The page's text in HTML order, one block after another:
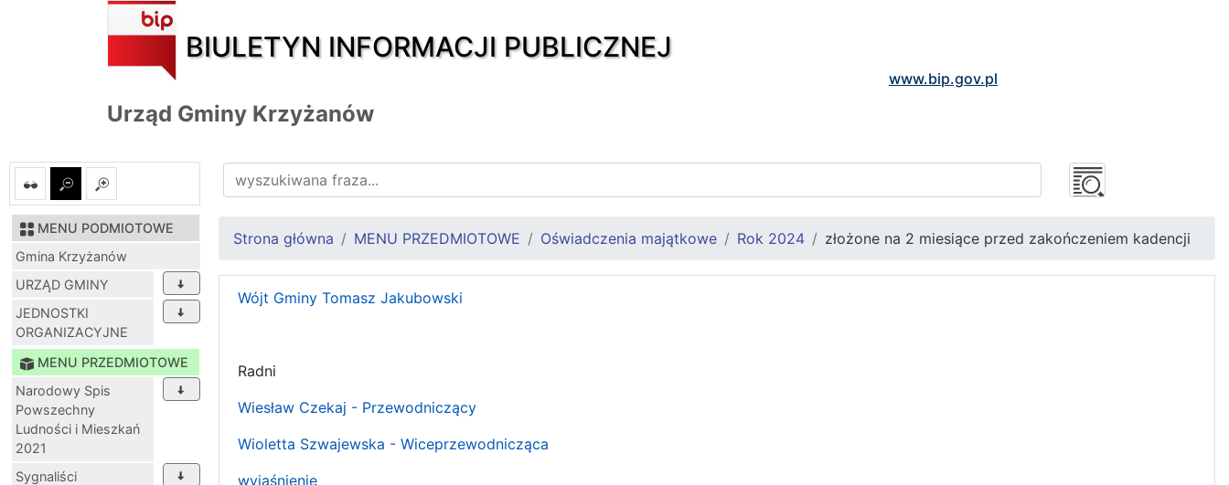
BIULETYN INFORMACJI PUBLICZNEJ
www.bip.gov.pl
Urząd Gminy Krzyżanów
MENU PODMIOTOWE
Gmina Krzyżanów
URZĄD GMINY
JEDNOSTKI
ORGANIZACYJNE
MENU PRZEDMIOTOWE
Narodowy Spis
Powszechny
Ludności i Mieszkań
2021
Sygnaliści
Strona główna MENU PRZEDMIOTOWE Oświadczenia majątkowe Rok 2024 złożone na 2 miesiące przed zakończeniem kadencji
Wójt Gminy Tomasz Jakubowski
Radni
Wiesław Czekaj - Przewodniczący
Wioletta Szwajewska - Wiceprzewodnicząca
wyjaśnienie